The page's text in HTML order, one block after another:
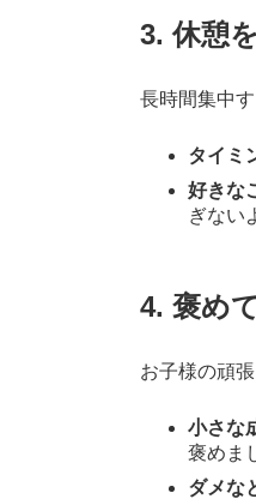
3.休憩
長時間集中
タイミ
好きな
ぎない
4. 褒め
お子様の頑
小さな
褒めま
ダメな